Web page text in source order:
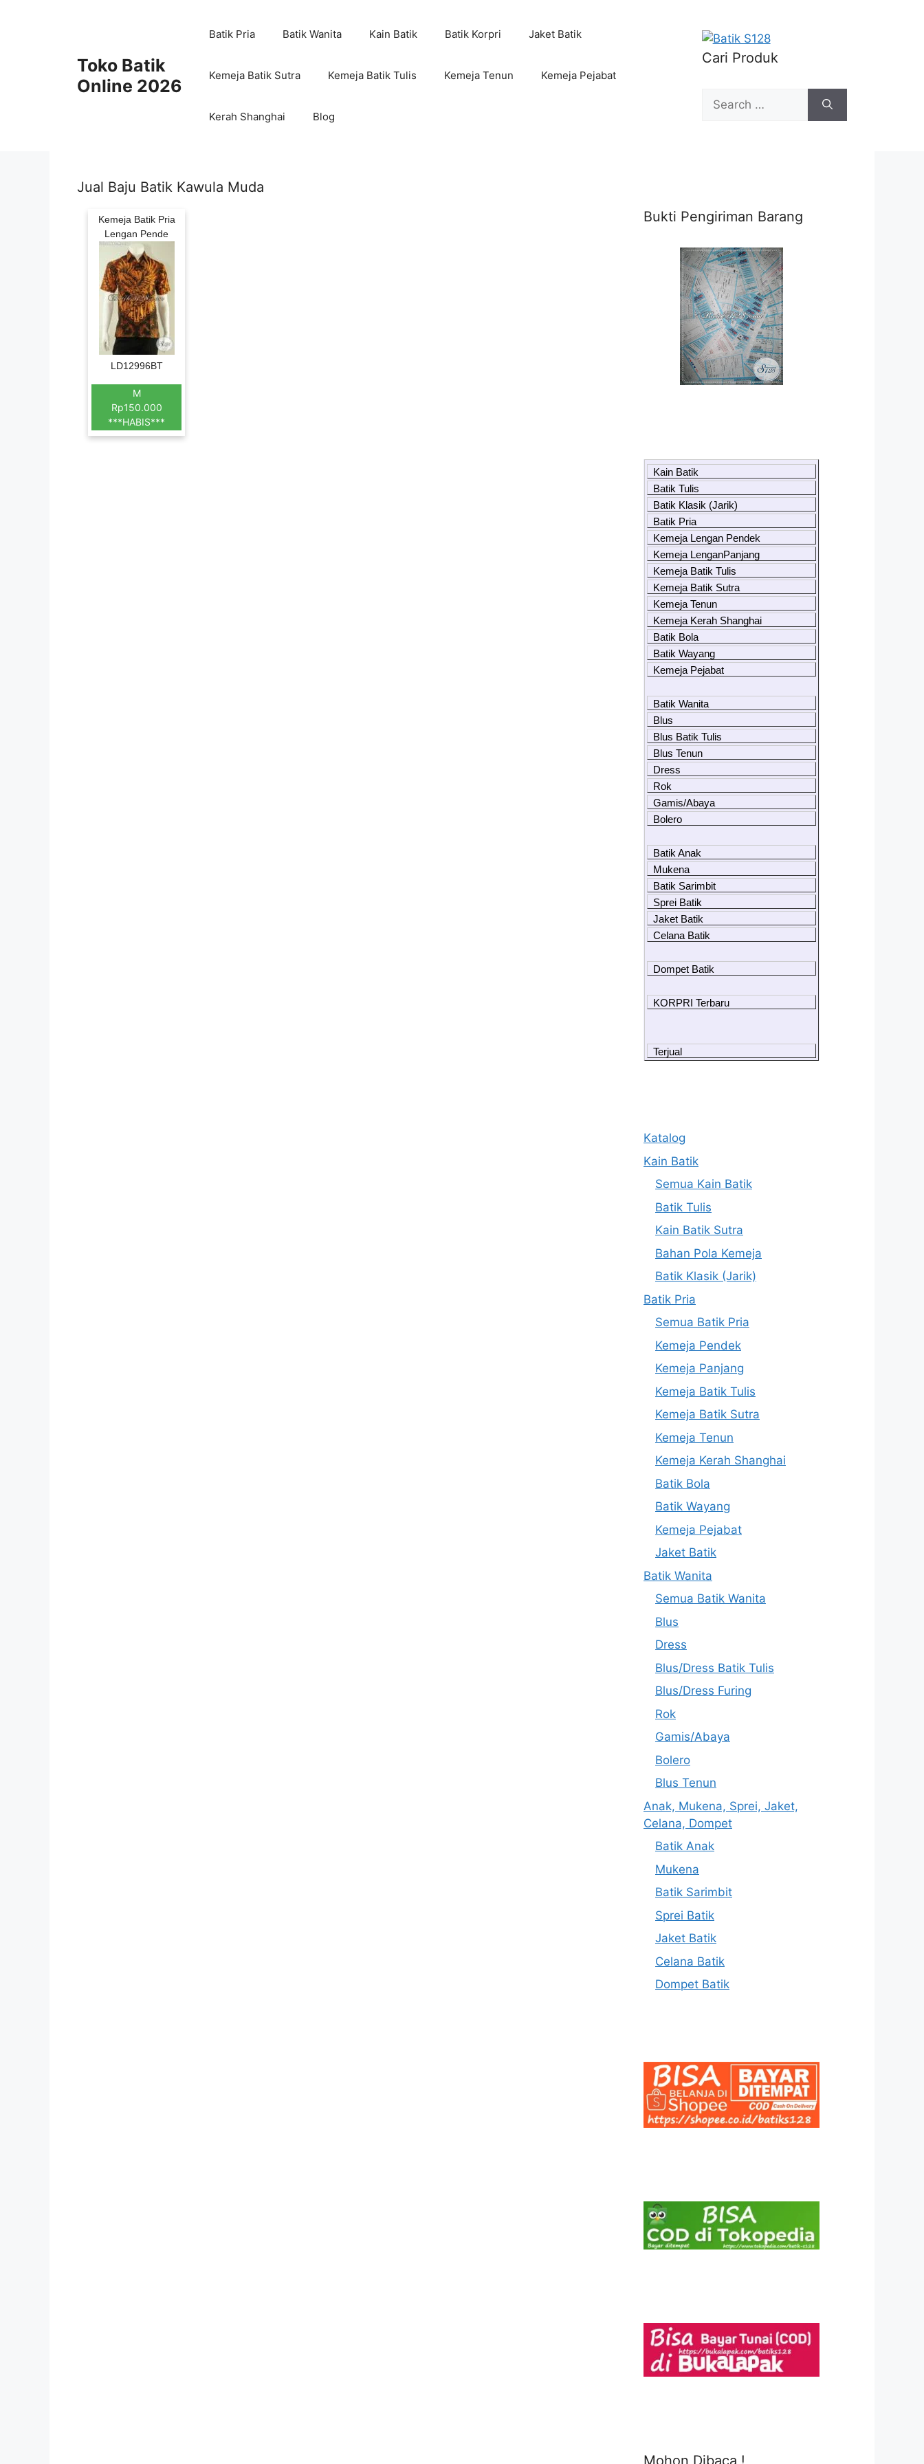
Toko Batik
Online 2026
Batik Pria Batik Wanita Kain Batik Batik Korpri Jaket Batik
Kemeja Batik Sutra Kemeja Batik Tulis Kemeja Tenun Kemeja Pejabat
Kerah Shanghai Blog
Cari Produk
Search
for:
Jual Baju Batik Kawula Muda
Kemeja Batik Pria
Lengan Pende
LD12996BT
M
Rp150.000
***HABIS***
Bukti Pengiriman Barang
Kain Batik
Batik Tulis
Batik Klasik (Jarik)
Batik Pria
Kemeja Lengan Pendek
Kemeja LenganPanjang
Kemeja Batik Tulis
Kemeja Batik Sutra
Kemeja Tenun
Kemeja Kerah Shanghai
Batik Bola
Batik Wayang
Kemeja Pejabat
Batik Wanita
Blus
Blus Batik Tulis
Blus Tenun
Dress
Rok
Gamis/Abaya
Bolero
Batik Anak
Mukena
Batik Sarimbit
Sprei Batik
Jaket Batik
Celana Batik
Dompet Batik
KORPRI Terbaru
Terjual
Katalog
Kain Batik
Semua Kain Batik
Batik Tulis
Kain Batik Sutra
Bahan Pola Kemeja
Batik Klasik (Jarik)
Batik Pria
Semua Batik Pria
Kemeja Pendek
Kemeja Panjang
Kemeja Batik Tulis
Kemeja Batik Sutra
Kemeja Tenun
Kemeja Kerah Shanghai
Batik Bola
Batik Wayang
Kemeja Pejabat
Jaket Batik
Batik Wanita
Semua Batik Wanita
Blus
Dress
Blus/Dress Batik Tulis
Blus/Dress Furing
Rok
Gamis/Abaya
Bolero
Blus Tenun
Anak, Mukena, Sprei, Jaket,
Celana, Dompet
Batik Anak
Mukena
Batik Sarimbit
Sprei Batik
Jaket Batik
Celana Batik
Dompet Batik
Mohon Dibaca !